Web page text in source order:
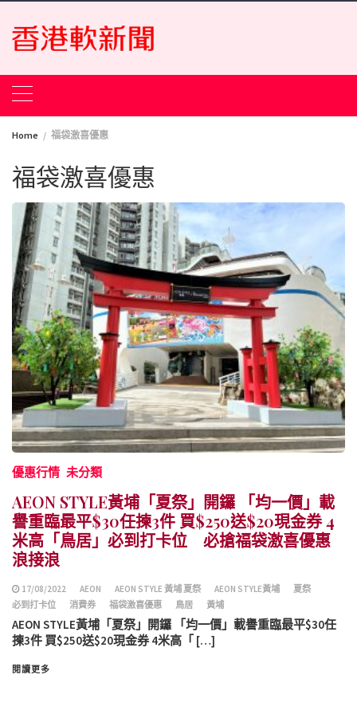
Skip
content
Home 福袋激喜優惠
福袋激喜優惠
優惠行情 未分類
AEON STYLE黃埔「夏祭」開鑼 「均一價」載
譽重臨最平$30任揀3件 買$250送$20現金券 4
米高「鳥居」必到打卡位 必搶福袋激喜優惠
浪接浪
17/08/2022 AEON AEON STYLE 黃埔 夏祭 AEON STYLE黃埔
夏祭
必到打卡位
消費券 福袋激喜優惠 鳥居 黃埔
AEON STYLE黃埔「夏祭」開鑼 「均一價」載譽重臨最平$30任
揀3件 買$250送$20現金券 4米高「 […]
閱讀更多